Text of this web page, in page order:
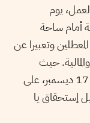
يوم
إحتجاجية أمام ساحة
وتعبيرا عن
حيث
رفعت عديد الشعارات المذكرة بمطالب ثورة 17 ديسمبر، على
إستحقاق يا